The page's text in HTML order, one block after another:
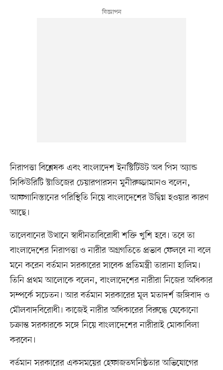
নিরাপত্তা বিশ্লেষক এবং বাংলাদেশ ইনস্টিটিউট অব পিস অ্যান্ড
সিকিউরিটি স্টাডিজের চেয়ারপারসন মুনীরুজ্জামানও বলেন,
আফগানিস্তানের পরিস্থিতি নিয়ে বাংলাদেশের উদ্বিগ্ন হওয়ার কারণ
আছে।
তালেবানের উত্থানে স্বাধীনতাবিরোধী শক্তি খুশি হবে। তবে তা
বাংলাদেশের নিরাপত্তা ও নারীর অগ্রগতিতে প্রভাব ফেলবে না বলে
মনে করেন বর্তমান সরকারের সাবেক প্রতিমন্ত্রী তারানা হালিম।
তিনি প্রথম আলোকে বলেন, বাংলাদেশের নারীরা নিজের অধিকার
সম্পর্কে সচেতন। আর বর্তমান সরকারের মূল মতাদর্শ জঙ্গিবাদ ও
মৌলবাদবিরোধী। কাজেই নারীর অধিকারের বিরুদ্ধে যেকোনো
চক্রান্ত সরকারকে সঙ্গে নিয়ে বাংলাদেশের নারীরাই মোকাবিলা
করবেন।
বর্তমান সরকারের একসময়ের হেফাজতঘনিষ্ঠতার অভিযোগের